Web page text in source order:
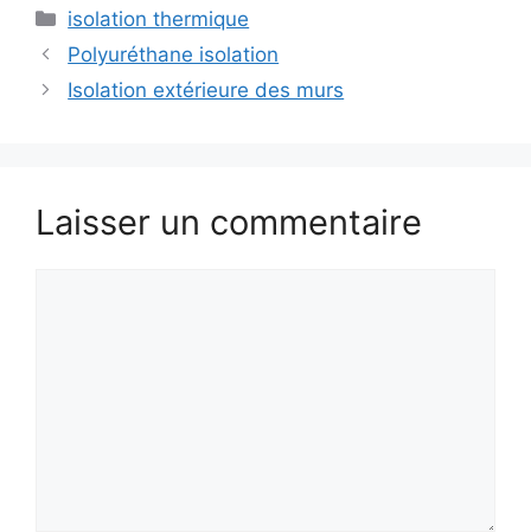
Catégories
isolation thermique
Polyuréthane isolation
Isolation extérieure des murs
Laisser un commentaire